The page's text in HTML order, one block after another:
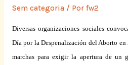
Sem categoria/ Por fw2
Diversas organizaciones sociales
Día por la Despenalización del Aborto en
marchas para exigir la apertura de un